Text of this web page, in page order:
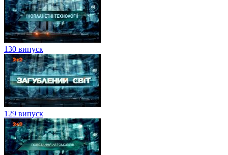
130 випуск
129 випуск